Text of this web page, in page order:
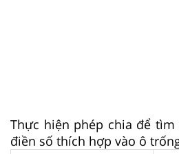
Thực hiện phép chia để
điền số thích hợp vào ô